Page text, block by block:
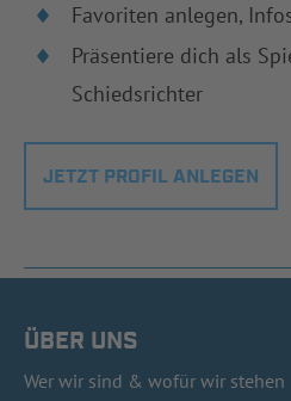
Favoriten anlegen,
Präsentiere dich als
Schiedsrichter
JETZT PROFIL ANLEGEN
ÜBER UNS
Wer wir sind & wofür wir stehen